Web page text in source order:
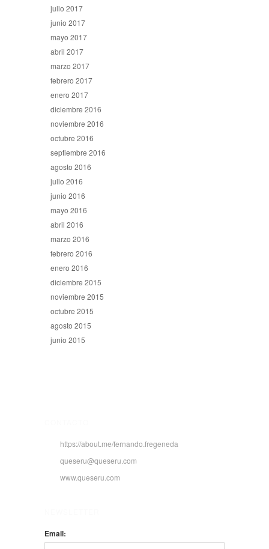
julio 2017
junio 2017
mayo 2017
abril 2017
marzo 2017
febrero 2017
enero 2017
diciembre 2016
noviembre 2016
octubre 2016
septiembre 2016
agosto 2016
julio 2016
junio 2016
mayo 2016
abril 2016
marzo 2016
febrero 2016
enero 2016
diciembre 2015
noviembre 2015
octubre 2015
agosto 2015
junio 2015
https://about.me/fernando.fregeneda
queseru@queseru.com
www.queseru.com
Email: